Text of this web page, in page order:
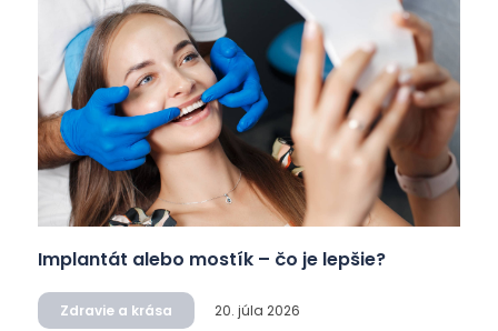
Implantát alebo mostík – čo je lepšie?
Zdravie a krása 20. júla 2026